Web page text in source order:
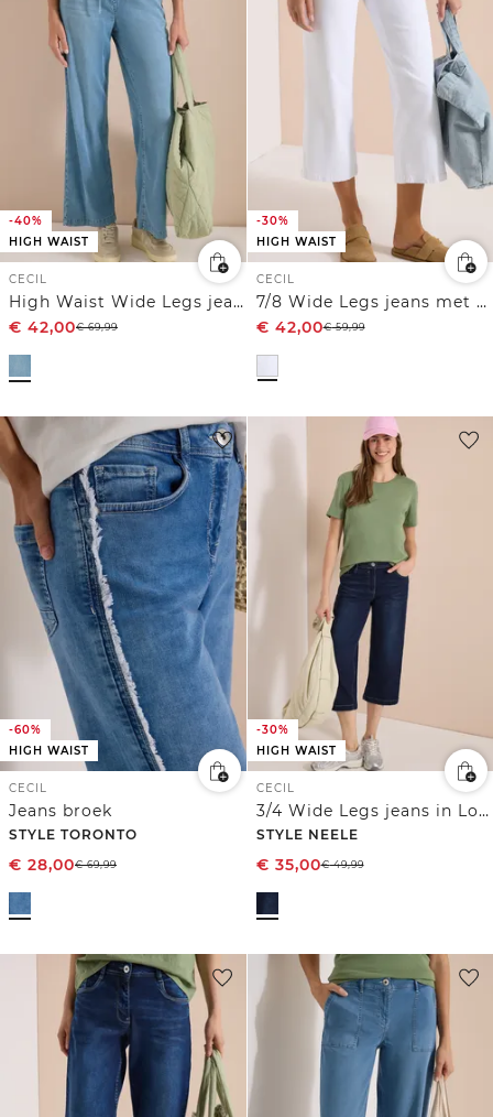
-40%
HIGH WAIST
CECIL
High Waist Wide Legs jeans in Loose Fit
€ 42,00€69,99
-30%
HIGH WAIST
CECIL
7/8 Wide Legs jeans met opgestikte zakken
€ 42,00€59,99
-60%
HIGH WAIST
CECIL
Jeans broek
STYLE TORONTO
€ 28,00€69,99
-30%
HIGH WAIST
CECIL
3/4 Wide Legs jeans in Loose Fit
STYLE NEELE
€ 35,00€49,99